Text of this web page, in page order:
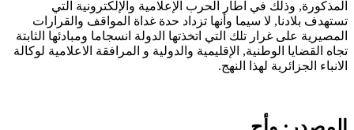
المذكورة, وذلك في اطار الحرب الإعلامية والإلكترونية التي
تستهدف بلادنا, لا سيما وأنها تزداد حدة غداة المواقف والقرارات
المصيرية على غرار تلك التي اتخذتها الدولة انسجاما ومبادئها الثابتة
تجاه القضايا الوطنية, الإقليمية والدولية و المرافقة الاعلامية لوكالة
الانباء الجزائرية لهذا النهج.